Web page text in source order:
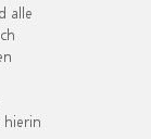
alle
hierin